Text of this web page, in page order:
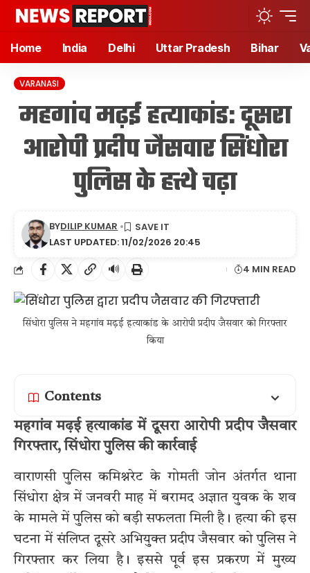
Home India Delhi Uttar Pradesh Bihar
VARANASI
महगांव मढ़ई हत्याकांड: दूसरा
आरोपी प्रदीप जैसवार सिंधोरा
पुलिस के हत्थे चढ़ा
LAST UPDATED: 11/02/2026 20:45
BYDILIP KUMAR
🔊 4 MIN READ
सिंधोरा पुलिस ने महगांव मढ़ई हत्याकांड के आरोपी प्रदीप जैसवार को गिरफ्तार
किया
Contents
महगांव मढ़ई हत्याकांड में दूसरा आरोपी प्रदीप जैसवार
गिरफ्तार, सिंधोरा पुलिस की कार्रवाई
वाराणसी पुलिस कमिश्नरेट के गोमती जोन अंतर्गत थाना
सिंधोरा क्षेत्र में जनवरी माह में बरामद अज्ञात युवक के शव
के मामले में पुलिस को बड़ी सफलता मिली है। हत्या की इस
घटना में संलिप्त दूसरे अभियुक्त प्रदीप जैसवार को पुलिस ने
गिरफ्तार कर लिया है। इससे पूर्व इस प्रकरण में मुख्य